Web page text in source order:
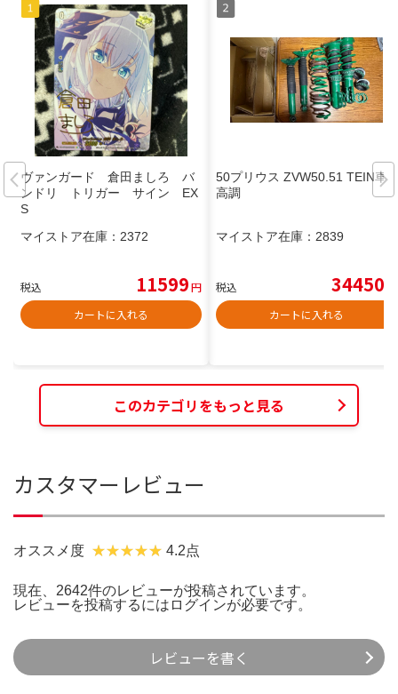
ヴァンガード 倉田ましろ バ
ンドリ トリガー サイン EX
S
マイストア在庫： 2372
税込 11599円
カートに入れる
50プリウス ZVW50.51 TEIN車
高調
マイストア在庫： 2839
税込 34450
カートに入れる
このカテゴリをもっと見る
カスタマーレビュー
オススメ度 4.2点
現在、2642件のレビューが投稿されています。
レビューを投稿するには ログインが必要です。
レビューを書く